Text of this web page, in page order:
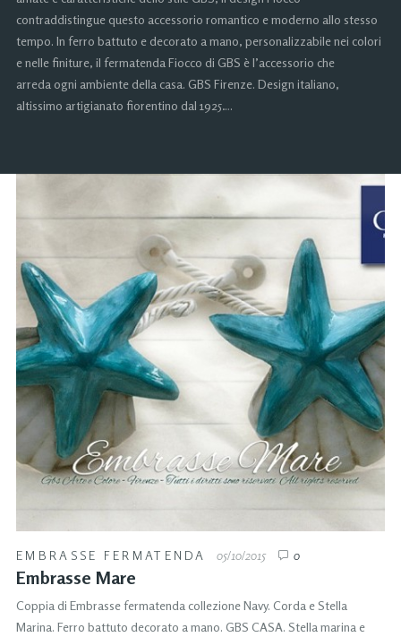
contraddistingue questo accessorio romantico e moderno allo stesso
tempo. In ferro battuto e decorato a mano, personalizzabile nei colori
e nelle finiture, il fermatenda Fiocco di GBS è l’accessorio che
arreda ogni ambiente della casa. GBS Firenze. Design italiano,
altissimo artigianato fiorentino dal 1925….
EMBRASSE FERMATENDA 05/10/2015 0
Embrasse Mare
Coppia di Embrasse fermatenda collezione Navy. Corda e Stella
Marina. Ferro battuto decorato a mano. GBS CASA. Stella marina e